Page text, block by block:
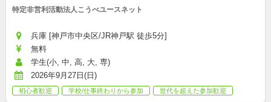
特定非営利活動法人こうべユースネット
兵庫 [神戸市中央区/JR神戸駅 徒歩5分]
無料
学生(小, 中, 高, 大, 専)
2026年9月27日(日)
初心者歓迎 学校/仕事終わりから参加 世代を超えた参加歓迎